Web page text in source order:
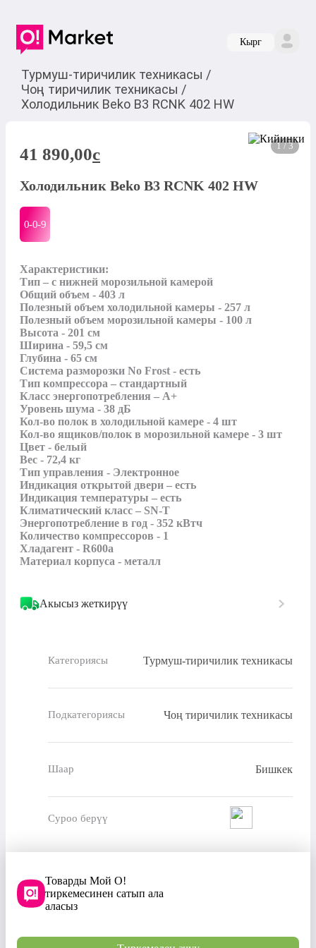
Кырг
Турмуш-тиричилик техникасы /
Чоң тиричилик техникасы /
Холодильник Beko B3 RCNK 402 HW
1 / 3
41 890,00c
Холодильник Beko B3 RCNK 402 HW
0-0-9
Характеристики:
Тип – с нижней морозильной камерой
Общий объем - 403 л
Полезный объем холодильной камеры - 257 л
Полезный объем морозильной камеры - 100 л
Высота - 201 см
Ширина - 59,5 см
Глубина - 65 см
Система разморозки No Frost - есть
Тип компрессора – стандартный
Класс энергопотребления – А+
Уровень шума - 38 дБ
Кол-во полок в холодильной камере - 4 шт
Кол-во ящиков/полок в морозильной камере - 3 шт
Цвет - белый
Вес - 72,4 кг
Тип управления - Электронное
Индикация открытой двери – есть
Индикация температуры – есть
Климатический класс – SN-T
Энергопотребление в год - 352 кВтч
Количество компрессоров - 1
Хладагент - R600a
Материал корпуса - металл
Акысыз жеткирүү
Категориясы Турмуш-тиричилик техникасы
Подкатегориясы Чоң тиричилик техникасы
Шаар Бишкек
Суроо берүү
Товарды Мой О!
тиркемесинен сатып ала
аласыз